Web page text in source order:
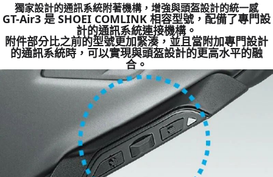
獨家設計的通訊系統附著機構，增強與頭盔設計的統一感
GT-Air3 是 SHOEI COMLINK 相容型號，配備了專門設
計的通訊系統連接機構。
附件部分比之前的型號更加緊湊，並且當附加專門設計
的通訊系統時，可以實現與頭盔設計的更高水平的融
合。